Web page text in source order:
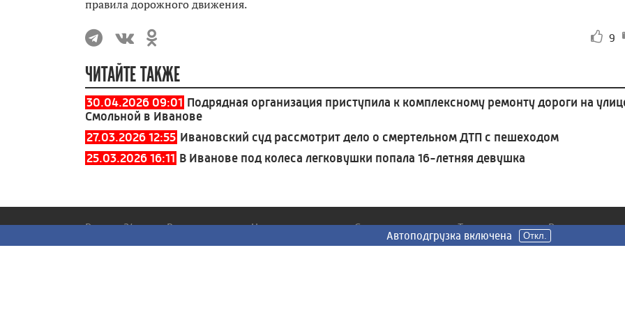
правила дорожного движения.
9
ЧИТАЙТЕ ТАКЖЕ
30.04.2026 09:01 Подрядная организация приступила к комплексному ремонту дороги на
Смольной в Иванове
27.03.2026 12:55 Ивановский суд рассмотрит дело о смертельном ДТП с пешеходом
25.03.2026 16:11 В Иванове под колеса легковушки попала 16-летняя девушка
Россия 24
Вести
Новости Сюжеты Телепередачи Радио
Автоподгрузка включена Откл.